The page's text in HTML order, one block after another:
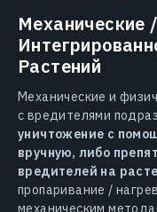
Растений
Механические и
с вредителями
уничтожение с
вручную, либо
вредителей на
пропаривание /
механическим